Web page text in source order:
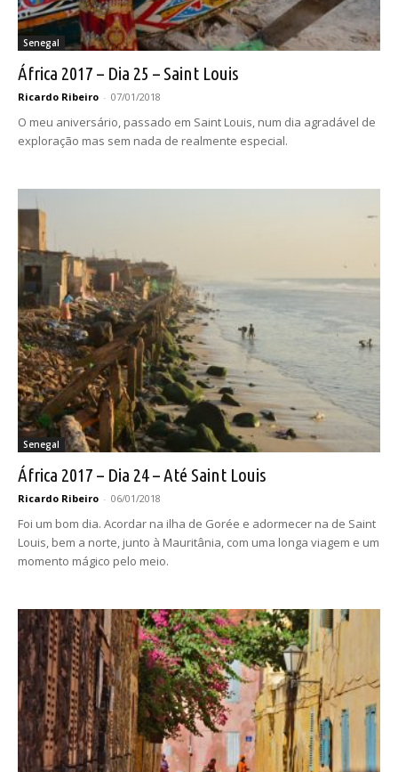
Senegal
África 2017 – Dia 25 – Saint Louis
Ricardo Ribeiro - 07/01/2018
O meu aniversário, passado em Saint Louis, num dia agradável de
exploração mas sem nada de realmente especial.
Senegal
África 2017 – Dia 24 – Até Saint Louis
Ricardo Ribeiro - 06/01/2018
Foi um bom dia. Acordar na ilha de Gorée e adormecer na de Saint
Louis, bem a norte, junto à Mauritânia, com uma longa viagem e um
momento mágico pelo meio.